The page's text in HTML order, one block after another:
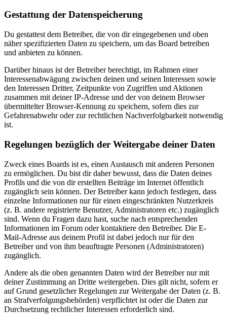
Gestattung der Datenspeicherung
Du gestattest dem Betreiber, die von dir eingegebenen und oben
näher spezifizierten Daten zu speichern, um das Board betreiben
und anbieten zu können.
Darüber hinaus ist der Betreiber berechtigt, im Rahmen einer
Interessenabwägung zwischen deinen und seinen Interessen sowie
den Interessen Dritter, Zeitpunkte von Zugriffen und Aktionen
zusammen mit deiner IP-Adresse und der von deinem Browser
übermittelter Browser-Kennung zu speichern, sofern dies zur
Gefahrenabwehr oder zur rechtlichen Nachverfolgbarkeit notwendig
ist.
Regelungen bezüglich der Weitergabe deiner Daten
Zweck eines Boards ist es, einen Austausch mit anderen Personen
zu ermöglichen. Du bist dir daher bewusst, dass die Daten deines
Profils und die von dir erstellten Beiträge im Internet öffentlich
zugänglich sein können. Der Betreiber kann jedoch festlegen, dass
einzelne Informationen nur für einen eingeschränkten Nutzerkreis
(z. B. andere registrierte Benutzer, Administratoren etc.) zugänglich
sind. Wenn du Fragen dazu hast, suche nach entsprechenden
Informationen im Forum oder kontaktiere den Betreiber. Die E-
Mail-Adresse aus deinem Profil ist dabei jedoch nur für den
Betreiber und von ihm beauftragte Personen (Administratoren)
zugänglich.
Andere als die oben genannten Daten wird der Betreiber nur mit
deiner Zustimmung an Dritte weitergeben. Dies gilt nicht, sofern er
auf Grund gesetzlicher Regelungen zur Weitergabe der Daten (z. B.
an Strafverfolgungsbehörden) verpflichtet ist oder die Daten zur
Durchsetzung rechtlicher Interessen erforderlich sind.